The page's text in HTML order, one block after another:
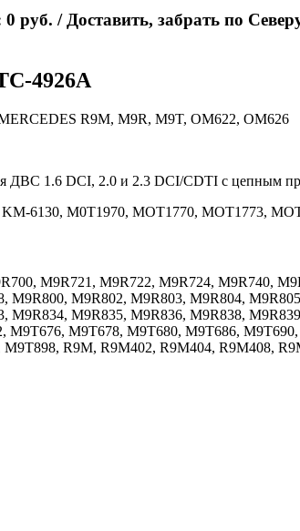
руб. / Доставить, забрать по
4926A
R9M, M9R, M9T, OM622, OM626
ДВС 1.6 DCI, 2.0 и 2.3 DCI/CDТI с цепным
6130, M0T1970, MOT1770, MOT1773,
M9R721, M9R722, M9R724, M9R740,
M9R802, M9R803, M9R804,
M9R835, M9R836, M9R838,
M9T678, M9T680, M9T686,
R9M, R9M402, R9M404, R9M408,